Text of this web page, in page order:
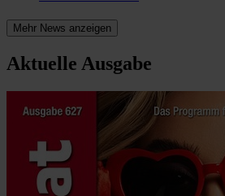
Mehr News anzeigen
Aktuelle Ausgabe